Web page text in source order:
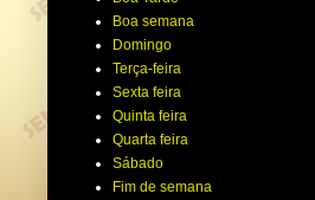
Boa semana
Domingo
Terça-feira
Sexta feira
Quinta feira
Quarta feira
Sábado
Fim de semana